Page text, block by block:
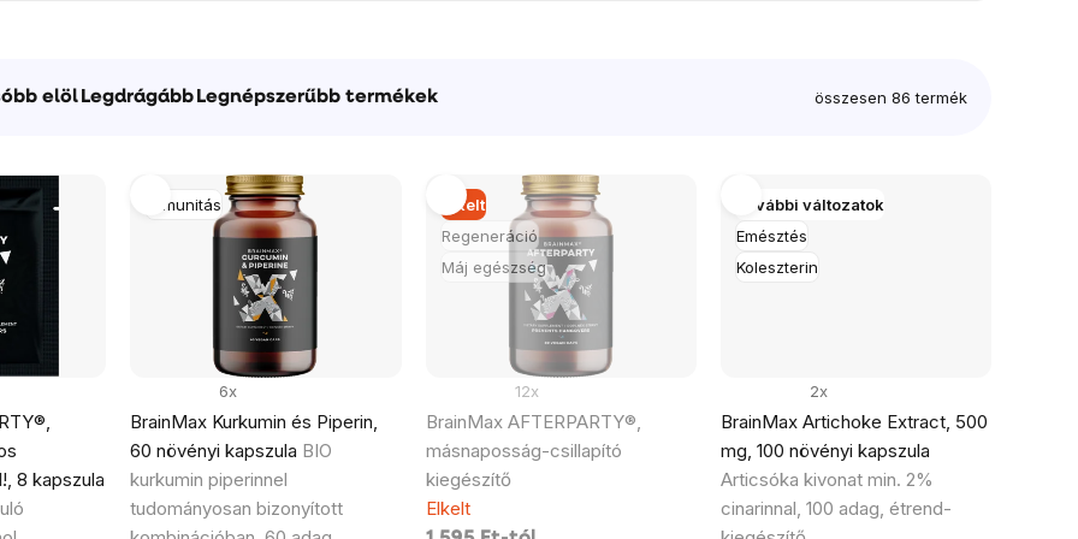
elöl Legdrágább Legnépszerűbb termékek összesen 86 termék
8 kapszula
Immunitás
BrainMax Kurkumin és Piperin,
60 növényi kapszula BIO
kurkumin piperinnel
tudományosan bizonyított
6x
Regeneráció
Máj egészség
Elkelt
BrainMax AFTERPARTY®,
másnaposság-csillapító
kiegészítő
12x
Elkelt
Emésztés
Koleszterin
További változatok
BrainMax Artichoke Extract, 500
mg, 100 növényi kapszula
Articsóka kivonat min. 2%
cinarinnal, 100 adag, étrend-
2x